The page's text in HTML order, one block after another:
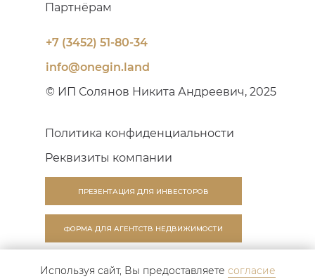
+7 (3452) 51-80-34
info@onegin.land
© ИП Солянов Никита Андреевич, 2025
Партнёрам
Политика конфиденциальности
Реквизиты компании
ФОРМА ДЛЯ АГЕНТСТВ НЕДВИЖИМОСТИ
ПРЕЗЕНТАЦИЯ ДЛЯ ИНВЕСТОРОВ
носит исключительно ознакомительный характер, ни
Используя сайт, Вы предоставляете согласие